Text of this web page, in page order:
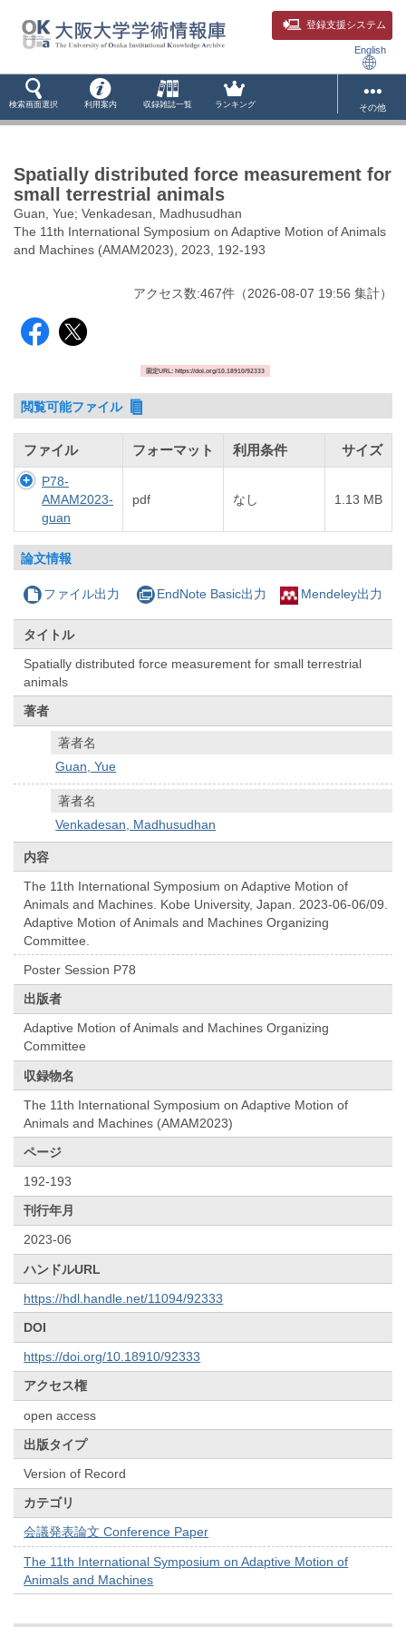
登録支援システム
English
検索画面選択 利用案内 収録雑誌一覧 ランキング その他
Spatially distributed force measurement for
small terrestrial animals
Guan, Yue; Venkadesan, Madhusudhan
The 11th International Symposium on Adaptive Motion of Animals
and Machines (AMAM2023), 2023, 192-193
アクセス数:467件 （2026-08-07 19:56 集計）
固定URL: https://doi.org/10.18910/92333
閲覧可能ファイル
ファイル フォーマット 利用条件 サイズ
P78-
AMAM2023-
guan
pdf なし 1.13 MB
論文情報
ファイル出力 EndNote Basic出力 Mendeley出力
タイトル
Spatially distributed force measurement for small terrestrial
animals
著者
著者名
Guan, Yue
著者名
Venkadesan, Madhusudhan
内容
The 11th International Symposium on Adaptive Motion of
Animals and Machines. Kobe University, Japan. 2023-06-06/09.
Adaptive Motion of Animals and Machines Organizing
Committee.
Poster Session P78
出版者
Adaptive Motion of Animals and Machines Organizing
Committee
収録物名
The 11th International Symposium on Adaptive Motion of
Animals and Machines (AMAM2023)
ページ
192-193
刊行年月
2023-06
ハンドルURL
https://hdl.handle.net/11094/92333
DOI
https://doi.org/10.18910/92333
アクセス権
open access
出版タイプ
Version of Record
カテゴリ
会議発表論文 Conference Paper
The 11th International Symposium on Adaptive Motion of
Animals and Machines